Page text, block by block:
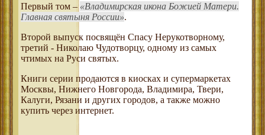
Первый том –
Владимирская икона Божией Матери.
Главная святыня России .
Второй выпуск посвящён Спасу Нерукотворному,
третий - Николаю Чудотворцу, одному из самых
чтимых на Руси святых.
Книги серии продаются в киосках и супермаркетах
Москвы, Нижнего Новгорода, Владимира, Твери,
Калуги, Рязани и других городов, а также можно
купить через интернет.